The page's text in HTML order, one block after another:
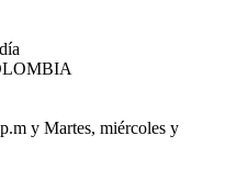
y Martes, miércoles y